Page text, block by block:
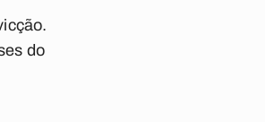
do